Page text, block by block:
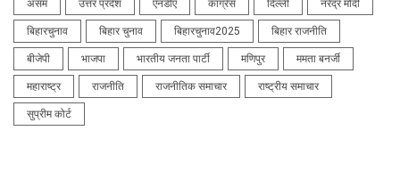
असम उत्तर प्रदेश एनडीए कांग्रेस दिल्ली नरेंद्र मोदी
बिहारचुनाव बिहार चुनाव बिहारचुनाव2025 बिहार राजनीति
बीजेपी भाजपा भारतीय जनता पार्टी मणिपुर ममता बनर्जी
महाराष्ट्र राजनीति राजनीतिक समाचार राष्ट्रीय समाचार
सुप्रीम कोर्ट